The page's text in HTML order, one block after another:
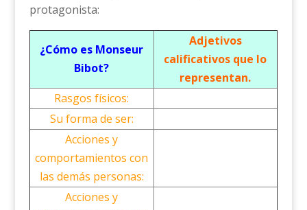
protagonista:
¿Cómo es Monseur
Bibot?
Adjetivos
calificativos que lo
representan.
Rasgos físicos:
Su forma de ser:
Acciones y
comportamientos con
las demás personas:
Acciones y